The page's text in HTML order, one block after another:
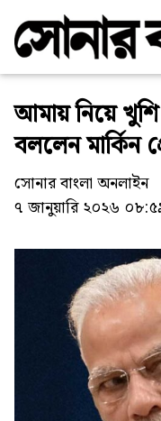
আমায় নিয়ে খুশি
বললেন মার্কিন
সোনার বাংলা অনলাইন
৭ জানুয়ারি ২০২৬